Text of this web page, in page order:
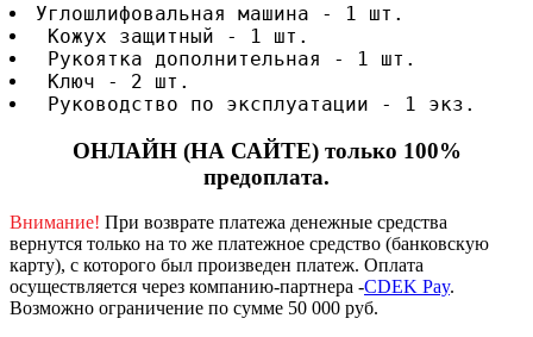
Углошлифовальная машина - 1 шт.
Кожух защитный - 1 шт.
Рукоятка дополнительная - 1 шт.
Ключ - 2 шт.
Руководство по эксплуатации - 1 экз.
ОНЛАЙН (НА САЙТЕ) только 100%
предоплата.
Внимание! При возврате платежа денежные средства
вернутся только на то же платежное средство (банковскую
карту), с которого был произведен платеж. Оплата
осуществляется через компанию-партнера -CDEK Pay.
Возможно ограничение по сумме 50 000 руб.